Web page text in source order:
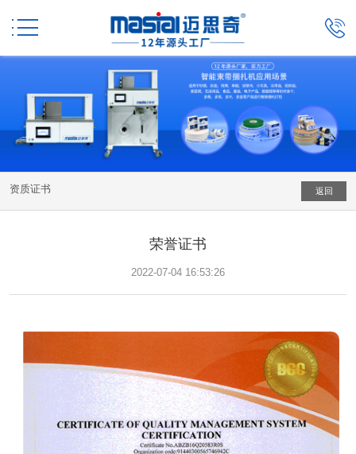
 
资质证书 返回
荣誉证书
2022-07-04 16:53:26